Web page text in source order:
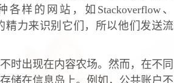
样的网站，如Stackoverflow、
精力来识别它们，所以他们发送流
时出现在内容农场。然而，在不同
储在信息岛上。例如，公共账户不